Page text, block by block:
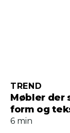
Møbler der
form og
TREND
6 min